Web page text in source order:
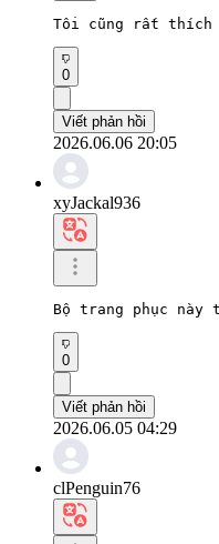
Tôi cũng rất thích
0
Viết phản hồi
2026.06.06 20:05
xyJackal936
Bộ trang phục này
0
Viết phản hồi
2026.06.05 04:29
clPenguin76